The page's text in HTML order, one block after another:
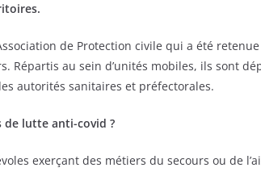
de Protection civile qui a été
Répartis au sein d’unités mobiles, ils sont
autorités sanitaires et préfectorales.
de lutte anti-covid ?
exerçant des métiers du secours ou de